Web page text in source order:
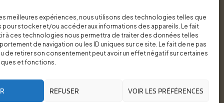
meilleures expériences, nous utilisons des technologies telles que
pour stocker et/ou accéder aux informations des appareils. Le fait
à ces technologies nous permettra de traiter des données telles
de navigation ou les ID uniques sur ce site. Le fait de ne pas
de retirer son consentement peut avoir un effet négatif sur certaines
et fonctions.
REFUSER VOIR LES PRÉFÉRENCES